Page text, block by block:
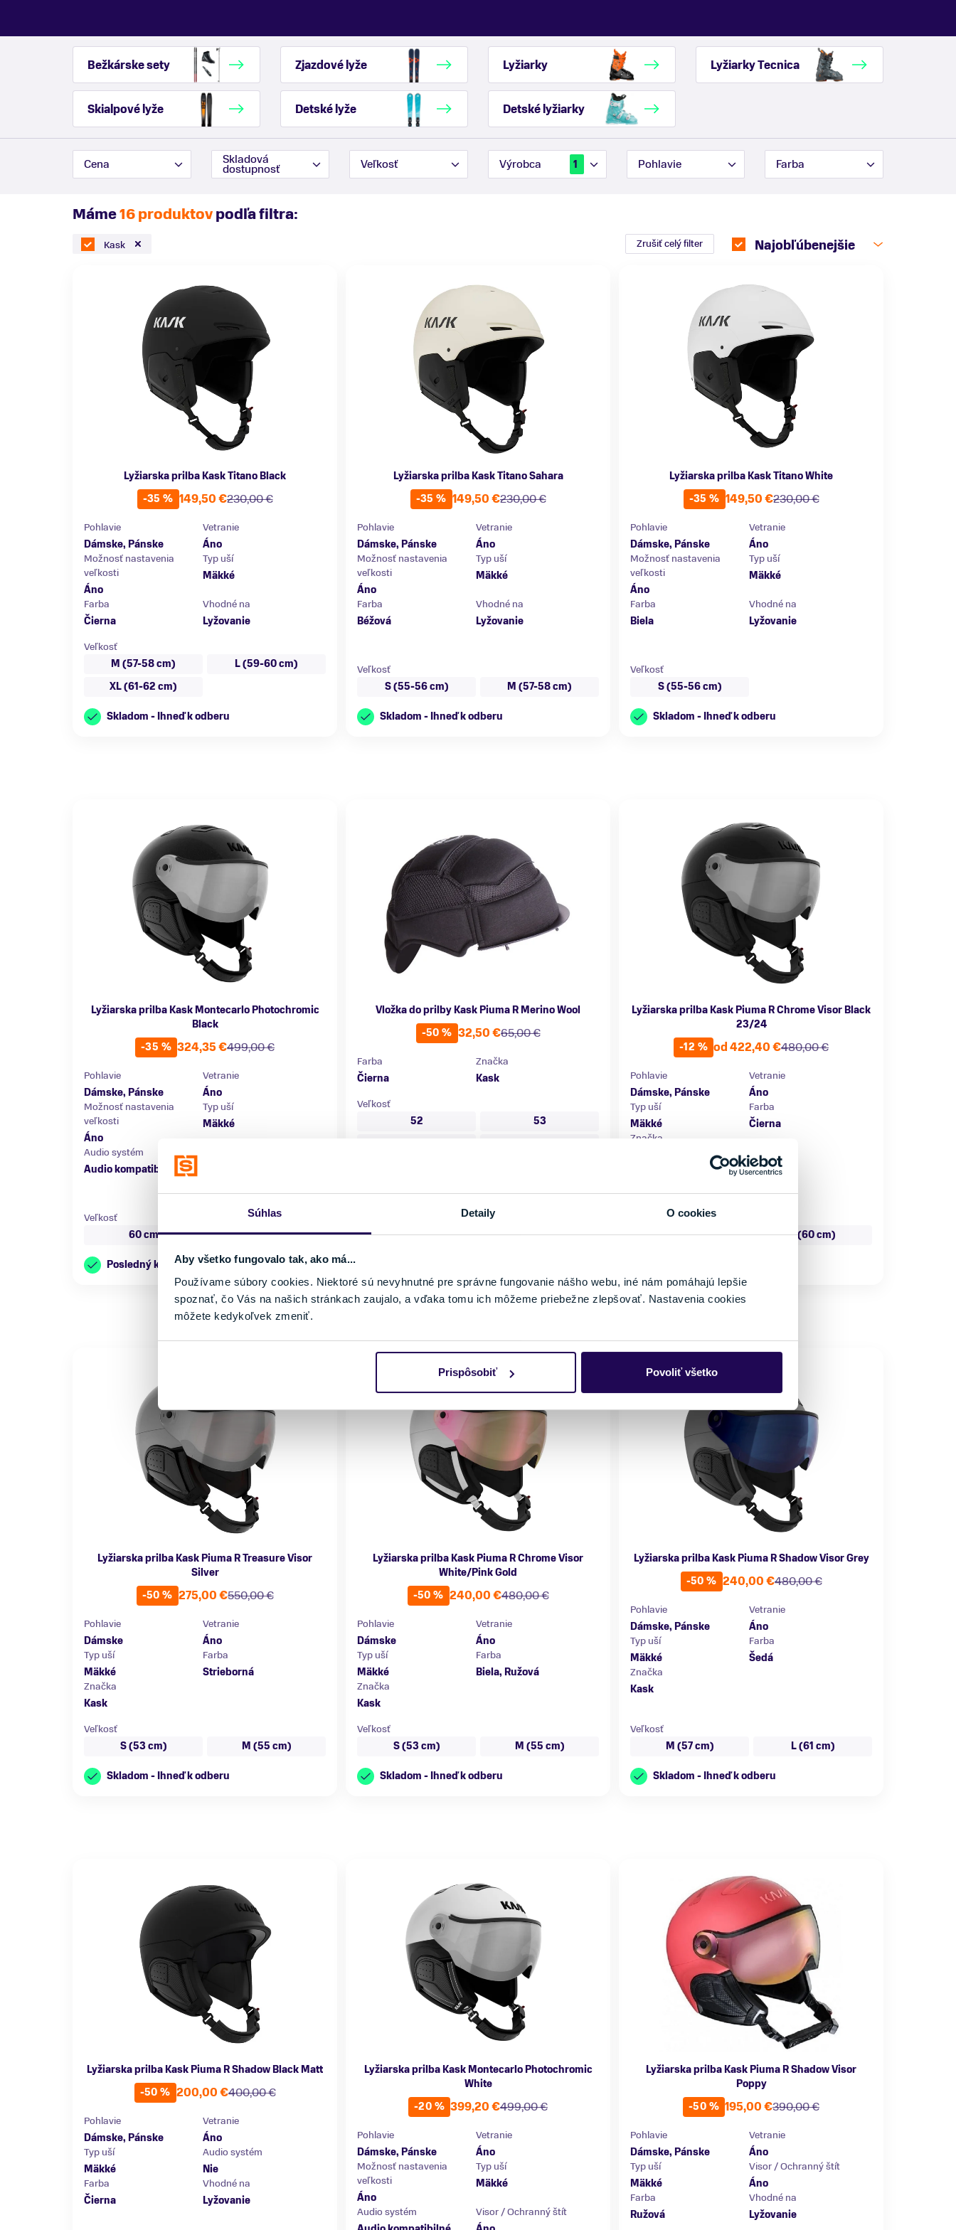
Súhlas Detaily O cookies
Aby všetko fungovalo tak, ako má...
Používame súbory cookies. Niektoré sú nevyhnutné pre správne fungovanie nášho webu, iné nám pomáhajú lepšie
spoznať, čo Vás na našich stránkach zaujalo, a vďaka tomu ich môžeme priebežne zlepšovať. Nastavenia cookies
môžete kedykoľvek zmeniť.
Prispôsobiť Povoliť všetko
Bežkárske sety Zjazdové lyže Lyžiarky Lyžiarky Tecnica
Skialpové lyže Detské lyže Detské lyžiarky
Cena Skladová
dostupnosť Veľkosť Výrobca 1 Pohlavie Farba
Máme16 produktovpodľa filtra:
Kask Zrušiť celý filter Najobľúbenejšie
Lyžiarska prilba Kask Titano Black
-35 %
230,00 €
149,50 €
Pohlavie
Dámske, Pánske
Vetranie
Áno
Možnosť nastavenia
veľkosti
Áno
Typ uší
Mäkké
Farba
Čierna
Vhodné na
Lyžovanie
Veľkosť
M (57-58 cm)
L (59-60 cm)
XL (61-62 cm)
Skladom - Ihneď k odberu
Lyžiarska prilba Kask Titano Sahara
-35 %
230,00 €
149,50 €
Pohlavie
Dámske, Pánske
Vetranie
Áno
Možnosť nastavenia
veľkosti
Áno
Typ uší
Mäkké
Farba
Béžová
Vhodné na
Lyžovanie
Veľkosť
S (55-56 cm)
M (57-58 cm)
Skladom - Ihneď k odberu
Lyžiarska prilba Kask Titano White
-35 %
230,00 €
149,50 €
Pohlavie
Dámske, Pánske
Vetranie
Áno
Možnosť nastavenia
veľkosti
Áno
Typ uší
Mäkké
Farba
Biela
Vhodné na
Lyžovanie
Veľkosť
S (55-56 cm)
Skladom - Ihneď k odberu
Lyžiarska prilba Kask Montecarlo Photochromic
Black
-35 %
499,00 €
324,35 €
Pohlavie
Dámske, Pánske
Vetranie
Áno
Možnosť nastavenia
veľkosti
Áno
Typ uší
Mäkké
Audio systém
Audio kompatibilné
Veľkosť
60 cm
Posledný kus skladom
Vložka do prilby Kask Piuma R Merino Wool
-50 %
65,00 €
32,50 €
Farba
Čierna
Značka
Kask
Veľkosť
52
53
63
Lyžiarska prilba Kask Piuma R Chrome Visor Black
23/24
-12 %
480,00 €
od 422,40 €
Pohlavie
Dámske, Pánske
Vetranie
Áno
Typ uší
Mäkké
Farba
Čierna
Značka
L (59 cm)
L (60 cm)
Lyžiarska prilba Kask Piuma R Treasure Visor
Silver
-50 %
550,00 €
275,00 €
Pohlavie
Dámske
Vetranie
Áno
Typ uší
Mäkké
Farba
Strieborná
Značka
Kask
Veľkosť
S (53 cm)
M (55 cm)
Skladom - Ihneď k odberu
Lyžiarska prilba Kask Piuma R Chrome Visor
White/Pink Gold
-50 %
480,00 €
240,00 €
Pohlavie
Dámske
Vetranie
Áno
Typ uší
Mäkké
Farba
Biela, Ružová
Značka
Kask
Veľkosť
S (53 cm)
M (55 cm)
Skladom - Ihneď k odberu
Lyžiarska prilba Kask Piuma R Shadow Visor Grey
-50 %
480,00 €
240,00 €
Pohlavie
Dámske, Pánske
Vetranie
Áno
Typ uší
Mäkké
Farba
Šedá
Značka
Kask
Veľkosť
M (57 cm)
L (61 cm)
Skladom - Ihneď k odberu
Lyžiarska prilba Kask Piuma R Shadow Black Matt
-50 %
400,00 €
200,00 €
Pohlavie
Dámske, Pánske
Vetranie
Áno
Typ uší
Mäkké
Audio systém
Nie
Farba
Čierna
Vhodné na
Lyžovanie
Lyžiarska prilba Kask Montecarlo Photochromic
White
-20 %
499,00 €
399,20 €
Pohlavie
Dámske, Pánske
Vetranie
Áno
Možnosť nastavenia
veľkosti
Áno
Typ uší
Mäkké
Audio systém
Visor / Ochranný štít
Lyžiarska prilba Kask Piuma R Shadow Visor
Poppy
-50 %
390,00 €
195,00 €
Pohlavie
Dámske, Pánske
Vetranie
Áno
Typ uší
Mäkké
Visor / Ochranný štít
Áno
Farba
Ružová
Vhodné na
Lyžovanie